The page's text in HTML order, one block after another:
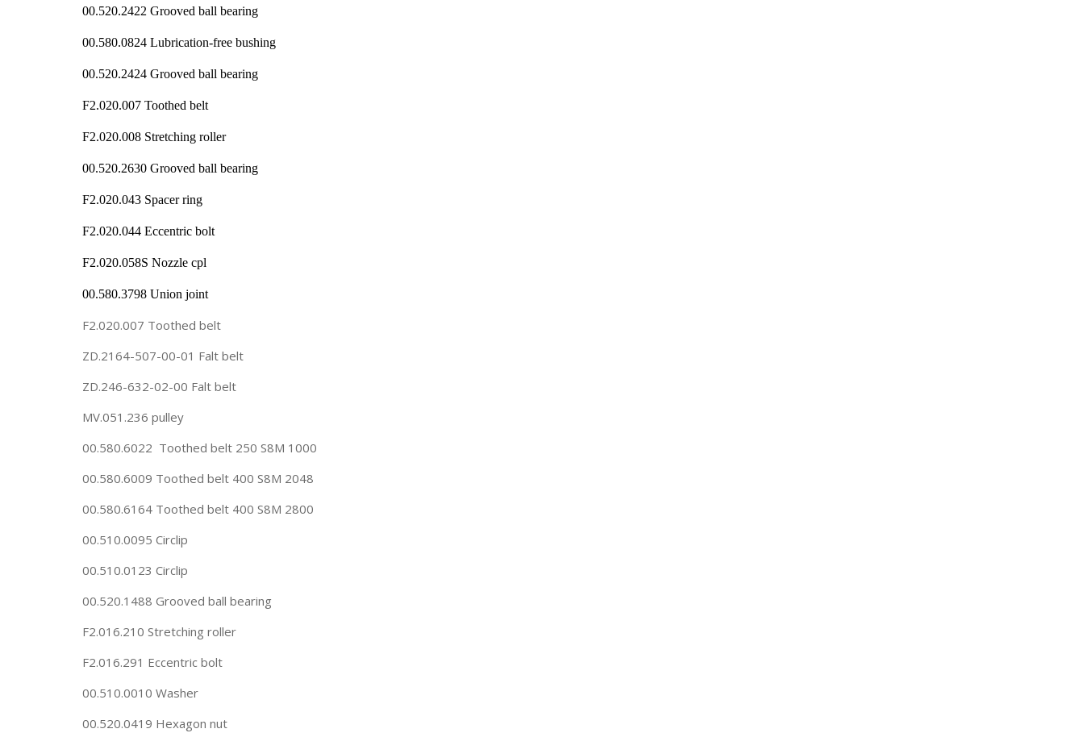
00.520.2422 Grooved ball bearing
00.580.0824 Lubrication-free bushing
00.520.2424 Grooved ball bearing
F2.020.007 Toothed belt
F2.020.008 Stretching roller
00.520.2630 Grooved ball bearing
F2.020.043 Spacer ring
F2.020.044 Eccentric bolt
F2.020.058S Nozzle cpl
00.580.3798 Union joint
F2.020.007 Toothed belt
ZD.2164-507-00-01 Falt belt
ZD.246-632-02-00 Falt belt
MV.051.236 pulley
00.580.6022 Toothed belt 250 S8M 1000
00.580.6009 Toothed belt 400 S8M 2048
00.580.6164 Toothed belt 400 S8M 2800
00.510.0095 Circlip
00.510.0123 Circlip
00.520.1488 Grooved ball bearing
F2.016.210 Stretching roller
F2.016.291 Eccentric bolt
00.510.0010 Washer
00.520.0419 Hexagon nut